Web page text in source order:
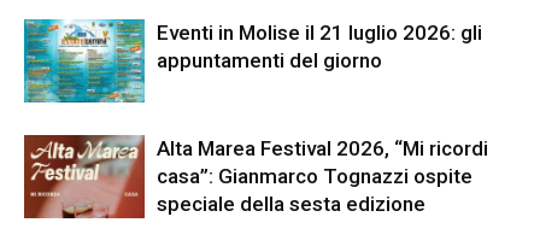
Eventi in Molise il 21 luglio 2026: gli
appuntamenti del giorno
Alta Marea Festival 2026, “Mi ricordi
casa”: Gianmarco Tognazzi ospite
speciale della sesta edizione